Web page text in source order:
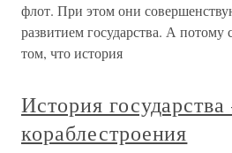
флот. При этом они
развитием государства. А потому
том, что история
История
кораблестроения